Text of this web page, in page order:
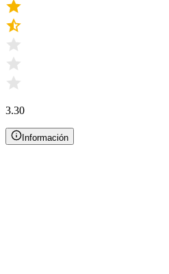
3.30
Información